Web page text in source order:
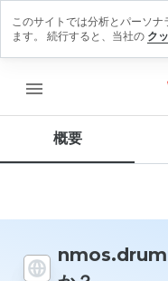
menu
概要
ーを残す
ウェ
を1
間
このサイトでは分析とパーソ
ます。 続行すると、当社の ク